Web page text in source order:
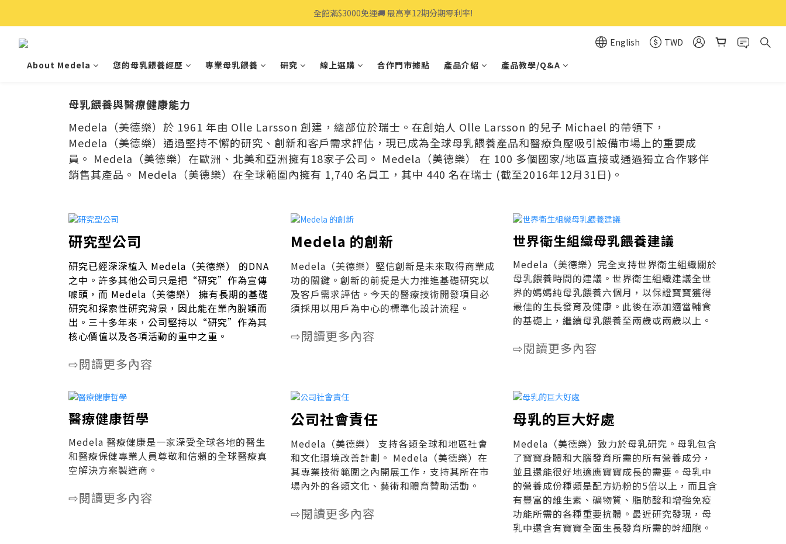
全館滿$3000免運🚚 最高享12期分期零利率!
全館滿$3000免運🚚 最高享12期分期零利率!
全館滿$3000免運🚚 最高享12期分期零利率!
English
TWD
About Medela
您的母乳餵養經歷 專業母乳餵養 研究 線上選購 合作門市據點 產品介紹 產品教學/Q&A
母乳餵養與醫療健康能力
Medela（美德樂）於 1961 年由 Olle Larsson 創建，總部位於瑞士。在創始人 Olle Larsson 的兒子 Michael 的帶領下，
Medela（美德樂）通過堅持不懈的研究、創新和客戶需求評估，現已成為全球母乳餵養產品和醫療負壓吸引設備市場上的重要成
員。 Medela（美德樂）在歐洲、北美和亞洲擁有18家子公司。 Medela（美德樂） 在 100 多個國家/地區直接或通過獨立合作夥伴
銷售其產品。 Medela（美德樂）在全球範圍內擁有 1,740 名員工，其中 440 名在瑞士 (截至2016年12月31日)。
研究型公司
研究已經深深植入 Medela（美德樂） 的DNA
之中。許多其他公司只是把“研究”作為宣傳
噱頭，而 Medela（美德樂） 擁有長期的基礎
研究和探索性研究背景，因此能在業內脫穎而
出。三十多年來，公司堅持以“研究”作為其
核心價值以及各項活動的重中之重。
⇨閱讀更多內容
Medela 的創新
Medela（美德樂）堅信創新是未來取得商業成
功的關鍵。創新的前提是大力推進基礎研究以
及客戶需求評估。今天的醫療技術開發項目必
須採用以用戶為中心的標準化設計流程。
⇨閱讀更多內容
世界衛生組織母乳餵養建議
Medela（美德樂）完全支持世界衛生組織關於
母乳餵養時間的建議。世界衛生組織建議全世
界的媽媽純母乳餵養六個月，以保證寶寶獲得
最佳的生長發育及健康。此後在添加適當輔食
的基礎上，繼續母乳餵養至兩歲或兩歲以上。
⇨閱讀更多內容
醫療健康哲學
Medela 醫療健康是一家深受全球各地的醫生
和醫療保健專業人員尊敬和信賴的全球醫療真
空解決方案製造商。
⇨閱讀更多內容
公司社會責任
Medela（美德樂） 支持各類全球和地區社會
和文化環境改善計劃。 Medela（美德樂）在
其專業技術範圍之內開展工作，支持其所在市
場內外的各類文化、藝術和體育贊助活動。
⇨閱讀更多內容
母乳的巨大好處
Medela（美德樂）致力於母乳研究。母乳包含
了寶寶身體和大腦發育所需的所有營養成分，
並且還能很好地適應寶寶成長的需要。母乳中
的營養成份種類是配方奶粉的5倍以上，而且含
有豐富的維生素、礦物質、脂肪酸和增強免疫
功能所需的各種重要抗體。最近研究發現，母
乳中還含有寶寶全面生長發育所需的幹細胞。